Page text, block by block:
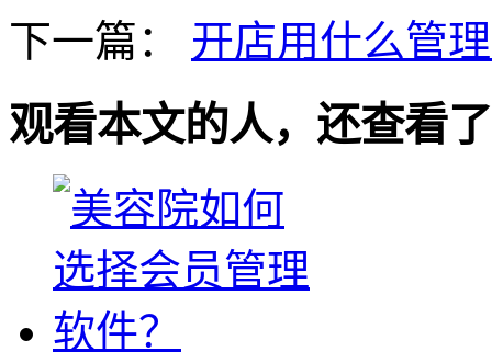
下一篇： 开店用什么管
观看本文的人，还查看